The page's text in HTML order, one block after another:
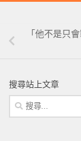
「他不是只
搜尋站上文章
搜
尋